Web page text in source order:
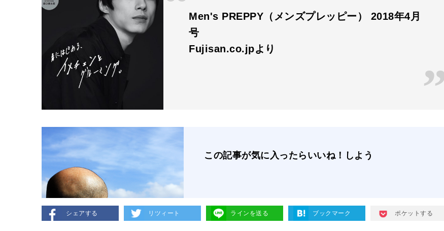
Men's PREPPY（メンズプレッピー） 2018年4月
号
Fujisan.co.jpより
この記事が気に入ったらいいね！しよう
シェアする リツィート ラインを送る ブックマーク ポケットする